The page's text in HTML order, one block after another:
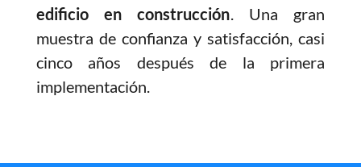
edificio en construcción . Una gran
muestra de confianza y satisfacción, casi
cinco años después de la primera
implementación.